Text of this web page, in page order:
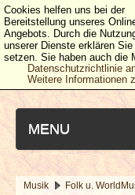
MENU
Musik Folk u.
Cookies helfen uns bei der
Bereitstellung unseres
Angebots. Durch die
unserer Dienste erklären
setzen. Sie haben auch die
Datenschutzrichtlinie
Weitere Informationen